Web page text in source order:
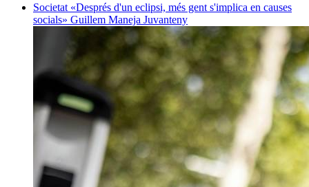
Societat «Després d'un eclipsi, més gent s'implica en causes
socials» Guillem Maneja Juvanteny